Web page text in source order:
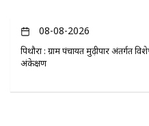
08-08-2026
पिथौरा : ग्राम पंचायत मुढ़ीपार अंतर्गत
अंकेक्षण